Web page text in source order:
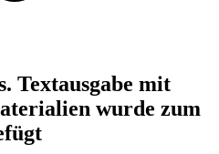
Textausgabe mit
wurde zum